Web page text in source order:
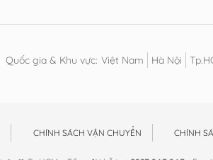
Quốc gia & Khu vực: Việt Nam Hà Nội
CHÍNH SÁCH VẬN CHUYỂN CHÍNH